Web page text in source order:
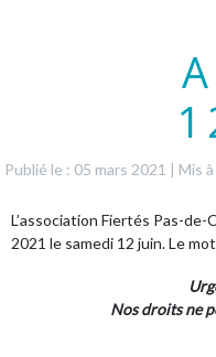
Publié le : 05 mars 2021 | Mis
L’association Fiertés Pas-de-
2021 le samedi 12 juin. Le
Nos droits ne